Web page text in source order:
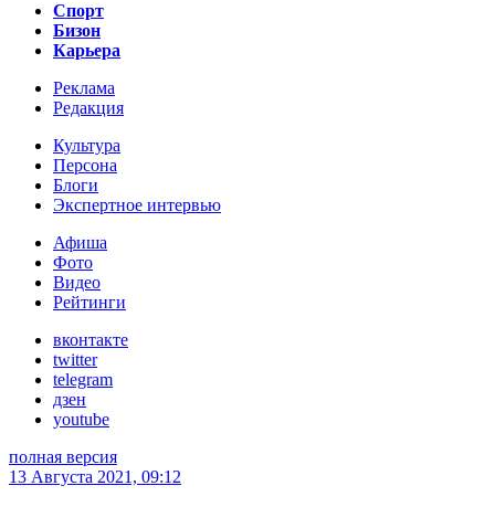
Спорт
Бизон
Карьера
Реклама
Редакция
Культура
Персона
Блоги
Экспертное интервью
Афиша
Фото
Видео
Рейтинги
вконтакте
twitter
telegram
дзен
youtube
полная версия
13 Августа 2021, 09:12